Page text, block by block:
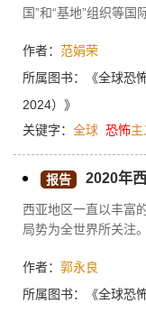
国”和“基地”组织等国
怖袭击，不排除恐怖
化倾向更加凸显。
展趋势看，如果地缘
术继续被滥用，恐怖
恐怖威胁更加难防。
会仍不可掉以轻心，
作者： 范娟荣
所属图书：
《全球恐
2024）》
关键字： 全球 恐怖主
报告 2020年
西亚地区一直以丰富
局势为全世界所关注
量占全球石油总储量
“海上生命线”“世界油
作者： 郭永良
所属图书：
《全球恐